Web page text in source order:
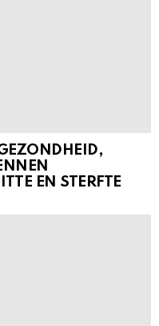
EN STERFTE